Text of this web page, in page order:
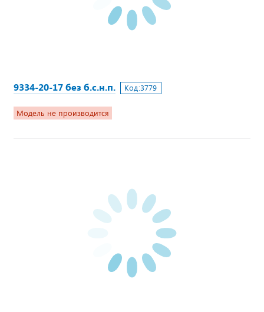
9334-20-17 без б.с.н.п. Код:3779
Модель не производится